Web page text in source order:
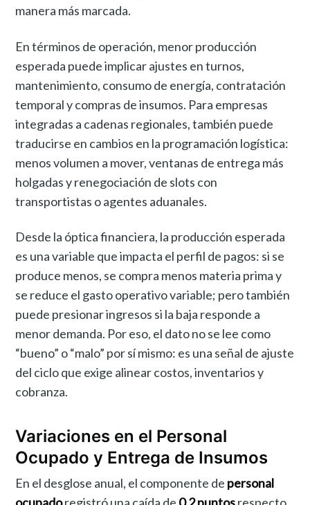
manera más marcada.
En términos de operación, menor producción
esperada puede implicar ajustes en turnos,
mantenimiento, consumo de energía, contratación
temporal y compras de insumos. Para empresas
integradas a cadenas regionales, también puede
traducirse en cambios en la programación logística:
menos volumen a mover, ventanas de entrega más
holgadas y renegociación de slots con
transportistas o agentes aduanales.
Desde la óptica financiera, la producción esperada
es una variable que impacta el perfil de pagos: si se
produce menos, se compra menos materia prima y
se reduce el gasto operativo variable; pero también
puede presionar ingresos si la baja responde a
menor demanda. Por eso, el dato no se lee como
“bueno” o “malo” por sí mismo: es una señal de ajuste
del ciclo que exige alinear costos, inventarios y
cobranza.
Variaciones en el Personal
Ocupado y Entrega de Insumos
En el desglose anual, el componente de personal